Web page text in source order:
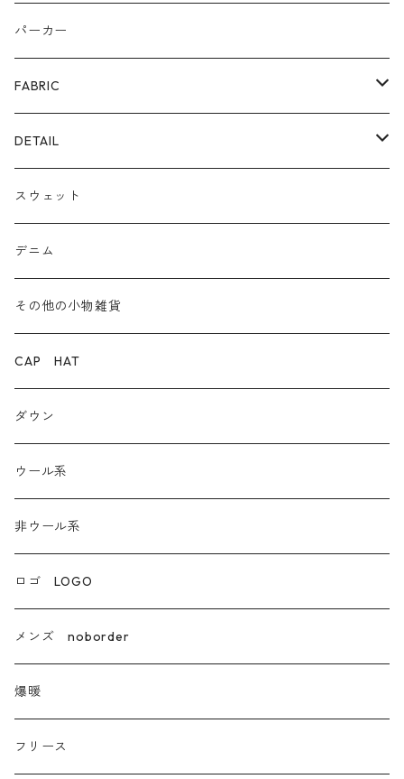
リング
カゴ
ファー
ECOレザー/ファー/ムートン
スニーカー/カジュアルシューズ
パンプス/綺麗めシューズ
ブーツ
パーカー
FABRIC
裏毛スウェット
爆暖フリース裏起毛
ボア
デニム
ダウン
ダンガリー
ウール系
非ウール系
エコレザー合成皮革
カシミア
ラクーン フェレット フォックス
モヘア
DETAIL
ロゴ
前後２WAY
スウェット
デニム
その他の小物雑貨
CAP HAT
ダウン
ウール系
非ウール系
ロゴ LOGO
メンズ noborder
爆暖
フリース